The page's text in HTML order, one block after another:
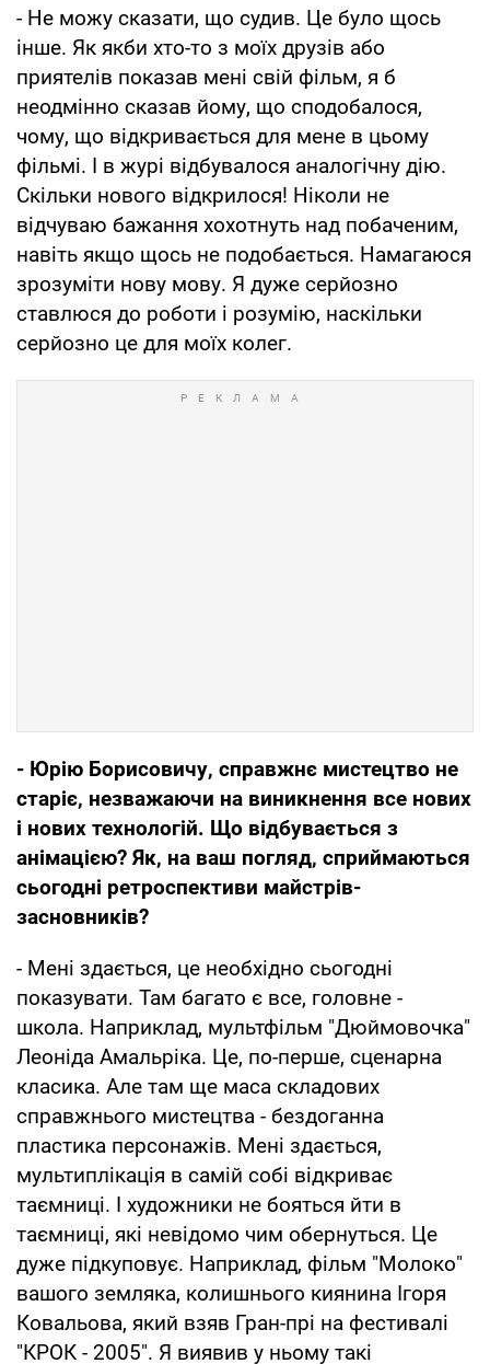
- Не можу сказати, що судив. Це було щось
інше. Як якби хто-то з моїх друзів або
приятелів показав мені свій фільм, я б
неодмінно сказав йому, що сподобалося,
чому, що відкривається для мене в цьому
фільмі. І в журі відбувалося аналогічну дію.
Скільки нового відкрилося! Ніколи не
відчуваю бажання хохотнуть над побаченим,
навіть якщо щось не подобається. Намагаюся
зрозуміти нову мову. Я дуже серйозно
ставлюся до роботи і розумію, наскільки
серйозно це для моїх колег.
- Юрію Борисовичу, справжнє мистецтво не
старіє, незважаючи на виникнення все нових
і нових технологій. Що відбувається з
анімацією? Як, на ваш погляд, сприймаються
сьогодні ретроспективи майстрів-
засновників?
- Мені здається, це необхідно сьогодні
показувати. Там багато є все, головне -
школа. Наприклад, мультфільм "Дюймовочка"
Леоніда Амальріка. Це, по-перше, сценарна
класика. Але там ще маса складових
справжнього мистецтва - бездоганна
пластика персонажів. Мені здається,
мультиплікація в самій собі відкриває
таємниці. І художники не бояться йти в
таємниці, які невідомо чим обернуться. Це
дуже підкуповує. Наприклад, фільм "Молоко"
вашого земляка, колишнього киянина Ігоря
Ковальова, який взяв Гран-прі на фестивалі
"КРОК - 2005". Я виявив у ньому такі